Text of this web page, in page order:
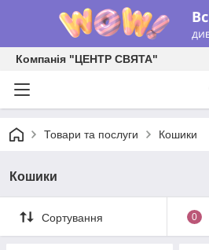
Компанія "ЦЕНТР СВЯТА"
Товари та послуги Кошики
Кошики
Сортування 0